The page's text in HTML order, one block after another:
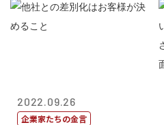
2022.09.26
企業家たちの金言